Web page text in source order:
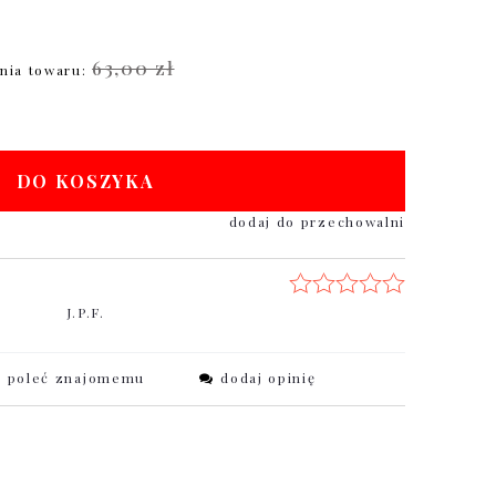
towaru:63,00 zł
DO KOSZYKA
dodaj do przechowalni
J.P.F.
poleć znajomemu dodaj opinię